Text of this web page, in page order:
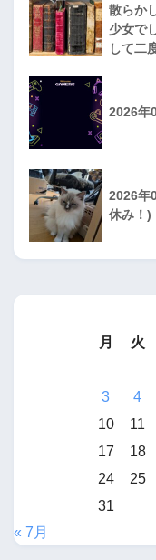
散らか
少女で
して二
2026年
2026年
休み！)
月
火
3
4
10
11
17
18
24
25
31
« 7月